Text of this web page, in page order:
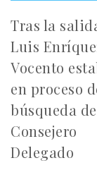
Tras la
Luis
Vocento
en proceso
búsqueda de
Consejero
Delegado